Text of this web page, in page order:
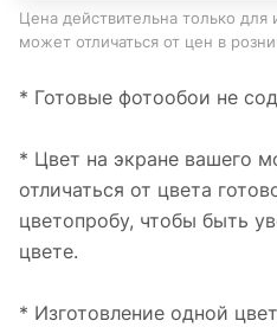
Цена действительна только для
может отличаться от цен в
* Готовые фотообои не
* Цвет на экране вашего
отличаться от цвета
цветопробу, чтобы быть
цвете.
* Изготовление одной